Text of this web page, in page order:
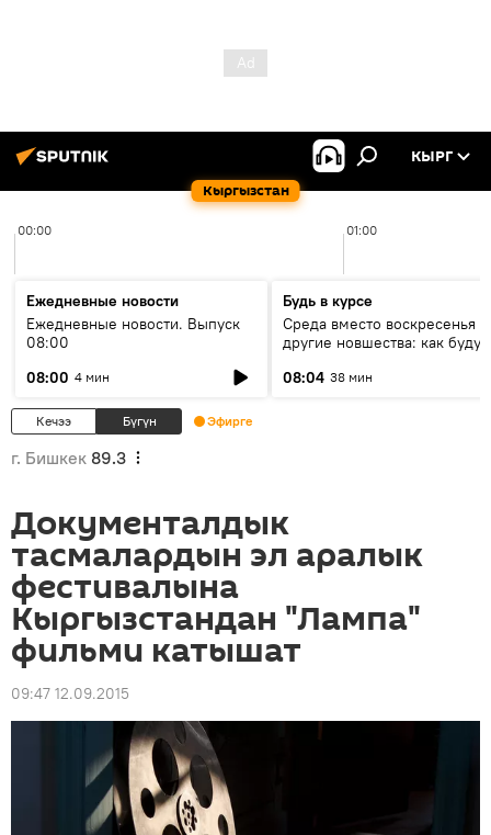
Кыргызстан
КЫРГ
00:00 01:00
Ежедневные новости
Ежедневные новости. Выпуск
08:00
08:00 4 мин
Будь в курсе
Среда вместо воскресенья и
другие новшества: как будут
08:04 38 мин
Кечээ Бүгүн Эфирге
г. Бишкек 89.3
Документалдык
тасмалардын эл аралык
фестивалына
Кыргызстандан "Лампа"
фильми катышат
09:47 12.09.2015